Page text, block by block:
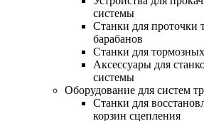
системы
Станки для проточки
барабанов
Станки для
Аксессуары для
системы
Оборудование для систем
Станки для
корзин сцепления